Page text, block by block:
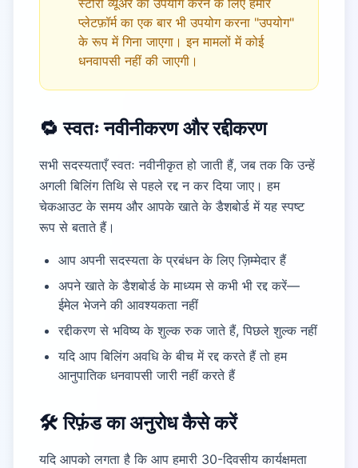
स्टोरी व्यूअर का उपयोग करने के लिए हमारे
प्लेटफ़ॉर्म का एक बार भी उपयोग करना "उपयोग"
के रूप में गिना जाएगा। इन मामलों में कोई
धनवापसी नहीं की जाएगी।
🔁 स्वतः नवीनीकरण और रद्दीकरण
सभी सदस्यताएँ स्वतः नवीनीकृत हो जाती हैं, जब तक कि उन्हें
अगली बिलिंग तिथि से पहले रद्द न कर दिया जाए। हम
चेकआउट के समय और आपके खाते के डैशबोर्ड में यह स्पष्ट
रूप से बताते हैं।
आप अपनी सदस्यता के प्रबंधन के लिए ज़िम्मेदार हैं
अपने खाते के डैशबोर्ड के माध्यम से कभी भी रद्द करें—
ईमेल भेजने की आवश्यकता नहीं
रद्दीकरण से भविष्य के शुल्क रुक जाते हैं, पिछले शुल्क नहीं
यदि आप बिलिंग अवधि के बीच में रद्द करते हैं तो हम
आनुपातिक धनवापसी जारी नहीं करते हैं
🛠️ रिफ़ंड का अनुरोध कैसे करें
यदि आपको लगता है कि आप हमारी 30-दिवसीय कार्यक्षमता